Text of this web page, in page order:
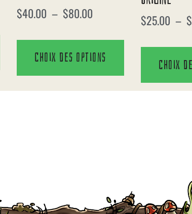
$40.00 – $80.00
Choix des options
$25.00 – $
Choix